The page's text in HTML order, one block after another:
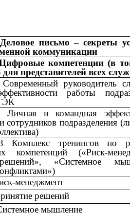
письмо – секреты
коммуникации
компетенции (в
представителей всех
Современный руководитель
работы
​​Личная и командная
сотрудников подразделения
​​Комплекс тренингов по
компетенций («Риск-
«Системное
менеджмент​​
решений​​
мышление​​